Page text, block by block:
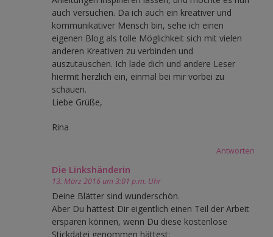
auch versuchen. Da ich auch ein kreativer und
kommunikativer Mensch bin, sehe ich einen
eigenen Blog als tolle Möglichkeit sich mit vielen
anderen Kreativen zu verbinden und
auszutauschen. Ich lade dich und andere Leser
hiermit herzlich ein, einmal bei mir vorbei zu
schauen.
Liebe Grüße,
Rina
Antworten
Die Linkshänderin
13. März 2016 um 3:01 p.m. Uhr
Deine Blätter sind wunderschön.
Aber Du hättest Dir eigentlich einen Teil der Arbeit
ersparen können, wenn Du diese kostenlose
Stickdatei genommen hättest: